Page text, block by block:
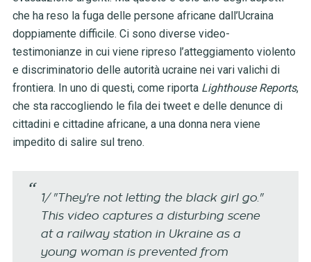
che ha reso la fuga delle persone africane dall’Ucraina
doppiamente difficile. Ci sono diverse video-
testimonianze in cui viene ripreso l’atteggiamento violento
e discriminatorio delle autorità ucraine nei vari valichi di
frontiera. In uno di questi, come riporta Lighthouse Reports,
che sta raccogliendo le fila dei tweet e delle denunce di
cittadini e cittadine africane, a una donna nera viene
impedito di salire sul treno.
1/ "They're not letting the black girl go."
This video captures a disturbing scene
at a railway station in Ukraine as a
young woman is prevented from